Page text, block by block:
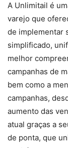
A Unlimitail é
varejo que
de implementar
simplificado,
melhor
campanhas de
bem como a
campanhas,
aumento das
atual graças a
de ponta, que